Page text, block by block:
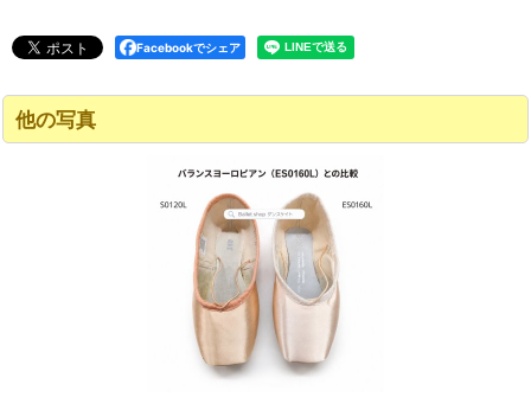
Facebookでシェア
他の写真